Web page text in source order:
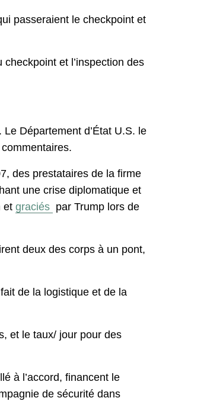
passeraient le checkpoint et
et l’inspection des
Département d’État U.S. le
des prestataires de la firme
une crise diplomatique et
et graciés par Trump lors de
deux des corps à un pont,
de la logistique et de la
et le taux/ jour pour des
à l’accord, financent le
de sécurité dans